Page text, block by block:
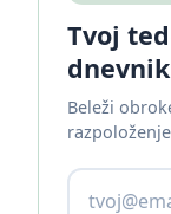
Tvoj
dnevnik
Beleži